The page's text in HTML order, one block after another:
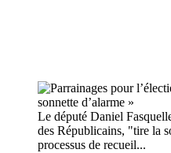
Le député Daniel
des Républicains, "tire la
processus de recueil...